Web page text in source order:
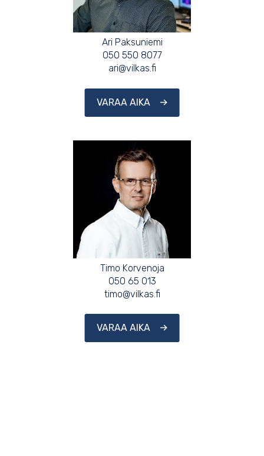
Ari Paksuniemi
050 550 8077
ari@vilkas.fi
VARAA AIKA
Timo Korvenoja
050 65 013
timo@vilkas.fi
VARAA AIKA